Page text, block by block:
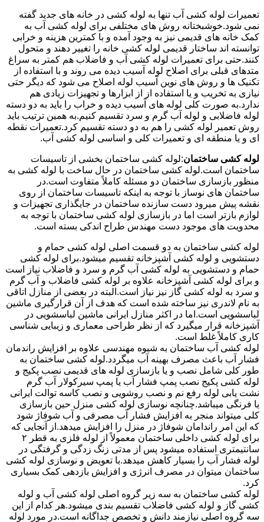
تعمیرات لوله کشی آب تنها به لوله کشی در خانه های جدید گفته
نمی شود.خوشبختانه روش های مختلفی برای لوله کشی آب به
کمک خانه های قدیمی نیز به وجود آمده و با کمترین هزینه و خرابی
توانسته اند ساختار قدیمی لوله کشی خانه را تغییر دهند و متحول
کنند.حتی برای تعمیرات لوله کشی آب و فاضلاب هم کمتر به سراغ
متدهای قبلی برای اصلاح لوله آسیب دیده می روند و با استفاده از
تکنیک ها و روش های نوین آسیب لوله اصلاح می شود که دیگر حتی
نیازی به تخریب و یا استفاده از از ابزارها و تجهیزات زیادی هم
ندارد.به صورت کلی لوله های آسیب دیده و خراب را باید به دو دسته
لوله فاضلابی و لوله آب گرم و سرد تقسیم کنیم.به همین ترتیب باید
روش تعمیر لوله کشی را هم به دو دسته تقسیم کرد.تعمیرات نقطه
ای و یا منطقه ای و تعمیرات کلی و اساسی لوله کشی آب.
لوله کشی ساختمان:لوله کشی ساختمان بخشی از تاسیسات
ساختمان است.لوله کشی ساختمان در حال ساخت با لوله کشی به
منظور بازسازی ساختمان دو مسئله کاملاً متفاوت است.در
ساختمان های نوساز با توجه به اینکه تاسیسات ساختمان از روی
نقشه پیش میرود دست سازنده ساختمان در جایگذاری تجهیزات و
لوازم بازتر است اما در بازسازی لوله کشی ساختمان با توجه به
محدویت های موجود دست مهندس طراح اندکی بسته است.
لوله کشی ساختمان به دو قسمت اصلی لوله کشی حمام و
دستشویی و لوله کشی آشپزخانه تقسیم میشود.برای لوله کشی
حمام و دستشویی به لوله کشی آب گرم و سرد و فاضلاب نیاز است
و برای لوله کشی آشپزخانه علاوه بر لوله کشی فاضلاب و آب گرم
و سرد به لوله کشی گاز نیز نیاز است.البته در بعضی از منازل اتاقی
به نام لاندری نیز ساخته شده است که هدف از آن قرارگیری ماشین
لباسشویی است.اما در اکثر منازل ایرانی ماشین لباسشویی در
آشپزخانه قرار میگیرد که از نظر طراحی معماری و زیبایی شناسی
کاری کاملاً غلط است.
لوله کشی آب ساختمان به شیوه مهندسی علاوه بر افزایش راندمان
فشار آب باعث مصرف بهینه آب میگردد.لوله کشی ساختمان به
طور کلی شامل نصب و یا بازسازی لوله های قدیمی نصب پکیج و
لوله کشی پکیج نصب پمپ فشار آب یا پمپ سیرکولار آب گرم
نشت یابی لوله رفع نم و نصب روشویی و نصب کاسه توالت ایرانی
یا فرنگی میباشد.چنانچه نوسازی لوله کشی منزل حین بازسازی
کلی میتواند منجر به افزایش فشار آب مصرفی و آب شوفاژ شود
که این امر راندامان شوفاژ در منزل را افزایش میدهد.از آنجایی که
برای لوله کشی داخلی ساختمان معمولاً از لوله فلزی به قطر ۲
سانتیمتری استفاده میشود پس از مدتی زنگ زدگی و گرفتگی در
لوله فشار آب را بسیار کاهش میدهد.با تعویض و نوسازی لوله کشی
ساختمان میتوان در مصرف انرژی و افزایش بازدهی کمک بسیاری
کرد.
لوله کشی ساختمان به سه زیر گروه اصلی لوله کشی آب و لوله
کشی گاز و لوله کشی فاضلاب تقسیم بندی میشود.هر کدام از این
سه گروه اصلی نیازمند دانش و تخصص جداگانه است.در مورد لوله